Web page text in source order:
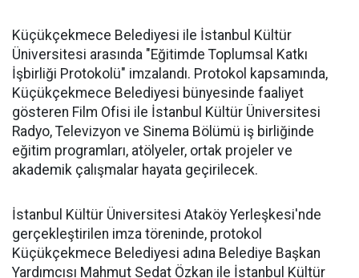
Küçükçekmece Belediyesi ile İstanbul Kültür
Üniversitesi arasında "Eğitimde Toplumsal Katkı
İşbirliği Protokolü" imzalandı. Protokol kapsamında,
Küçükçekmece Belediyesi bünyesinde faaliyet
gösteren Film Ofisi ile İstanbul Kültür Üniversitesi
Radyo, Televizyon ve Sinema Bölümü iş birliğinde
eğitim programları, atölyeler, ortak projeler ve
akademik çalışmalar hayata geçirilecek.
İstanbul Kültür Üniversitesi Ataköy Yerleşkesi'nde
gerçekleştirilen imza töreninde, protokol
Küçükçekmece Belediyesi adına Belediye Başkan
Yardımcısı Mahmut Sedat Özkan ile İstanbul Kültür